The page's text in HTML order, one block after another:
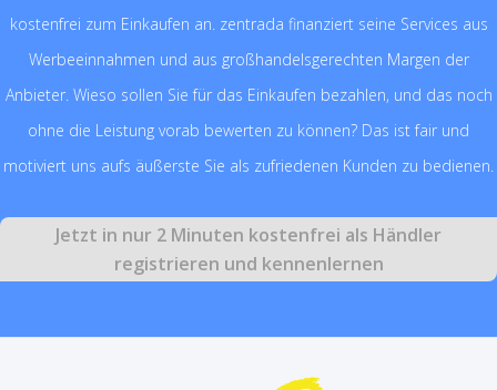
kostenfrei zum Einkaufen an. zentrada finanziert seine Services aus
Werbeeinnahmen und aus großhandelsgerechten Margen der
Anbieter. Wieso sollen Sie für das Einkaufen bezahlen, und das noch
ohne die Leistung vorab bewerten zu können? Das ist fair und
motiviert uns aufs äußerste Sie als zufriedenen Kunden zu bedienen.
Jetzt in nur 2 Minuten kostenfrei als Händler
registrieren und kennenlernen